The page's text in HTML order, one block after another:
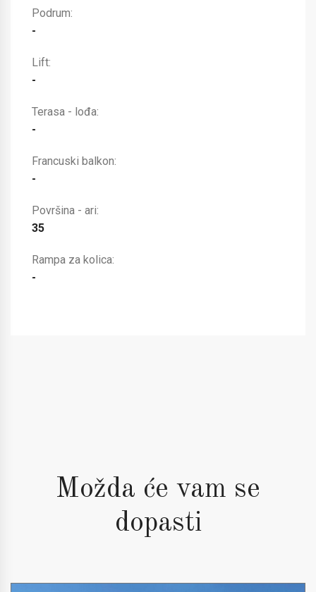
Podrum:
-
Lift:
-
Terasa - lođa:
-
Francuski balkon:
-
Površina - ari:
35
Rampa za kolica:
-
Možda će vam se
dopasti